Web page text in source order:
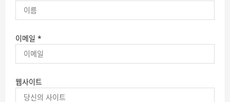
이메일 *
웹사이트